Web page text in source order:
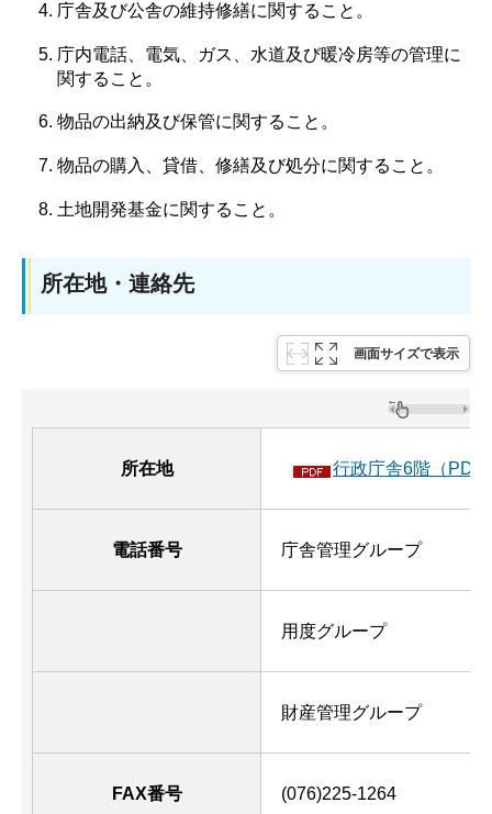
庁舎及び公舎の維持修繕に関すること。
庁内電話、電気、ガス、水道及び暖冷房等の管理に
関すること。
物品の出納及び保管に関すること。
物品の購入、貸借、修繕及び処分に関すること。
土地開発基金に関すること。
所在地・連絡先
画面サイズで表示
所在地 行政庁舎6階（PDF
電話番号 庁舎管理グループ
用度グループ
財産管理グループ
FAX番号 (076)225-1264